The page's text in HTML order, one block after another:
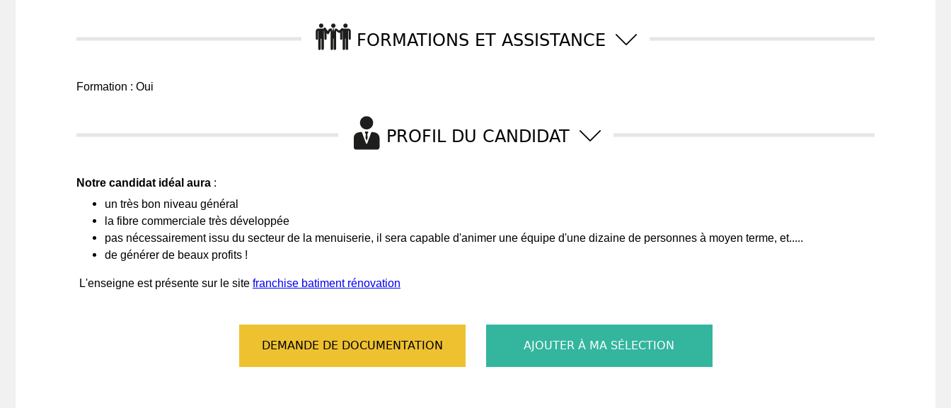
FORMATIONS ET ASSISTANCE
Formation : Oui
PROFIL DU CANDIDAT
Notre candidat idéal aura :
un très bon niveau général
la fibre commerciale très développée
pas nécessairement issu du secteur de la menuiserie, il sera capable d'animer une équipe d'une dizaine de personnes à moyen terme, et.....
de générer de beaux profits !
L'enseigne est présente sur le site franchise batiment rénovation
DEMANDE DE DOCUMENTATION AJOUTER À MA SÉLECTION